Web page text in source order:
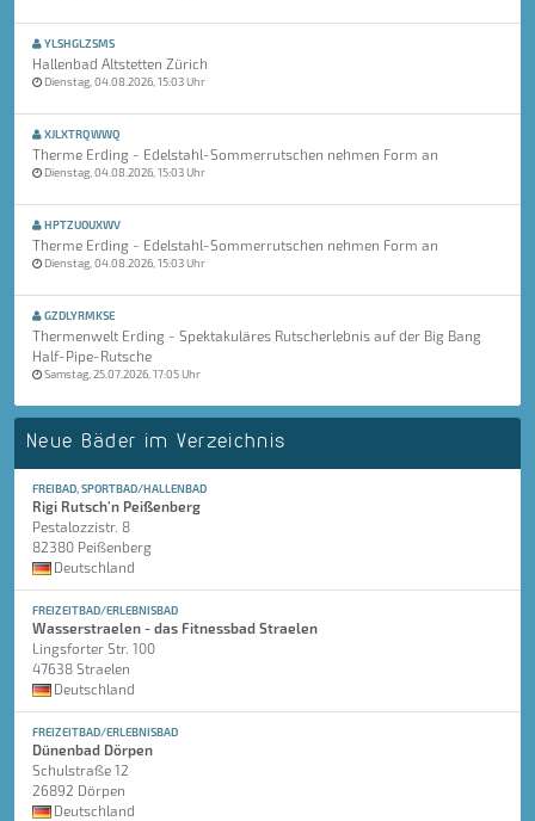
YLSHGLZSMS
Hallenbad Altstetten Zürich
Dienstag, 04.08.2026, 15:03 Uhr
XJLXTRQWWQ
Therme Erding - Edelstahl-Sommerrutschen nehmen Form an
Dienstag, 04.08.2026, 15:03 Uhr
HPTZUOUXWV
Therme Erding - Edelstahl-Sommerrutschen nehmen Form an
Dienstag, 04.08.2026, 15:03 Uhr
GZDLYRMKSE
Thermenwelt Erding - Spektakuläres Rutscherlebnis auf der Big Bang
Half-Pipe-Rutsche
Samstag, 25.07.2026, 17:05 Uhr
Neue Bäder im Verzeichnis
FREIBAD, SPORTBAD/HALLENBAD
Rigi Rutsch'n Peißenberg
Pestalozzistr. 8
82380 Peißenberg
Deutschland
FREIZEITBAD/ERLEBNISBAD
Wasserstraelen - das Fitnessbad Straelen
Lingsforter Str. 100
47638 Straelen
Deutschland
FREIZEITBAD/ERLEBNISBAD
Dünenbad Dörpen
Schulstraße 12
26892 Dörpen
Deutschland